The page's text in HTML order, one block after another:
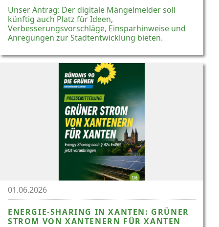
Unser Antrag: Der digitale Mängelmelder soll
künftig auch Platz für Ideen,
Verbesserungsvorschläge, Einsparhinweise und
Anregungen zur Stadtentwicklung bieten.
01.06.2026
ENERGIE-SHARING IN XANTEN: GRÜNER
STROM VON XANTENERN FÜR XANTEN